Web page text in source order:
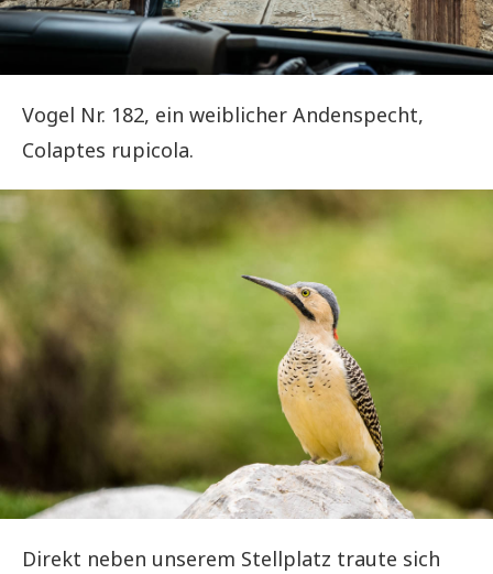
Vogel Nr. 182, ein weiblicher Andenspecht,
Colaptes rupicola.
Direkt neben unserem Stellplatz traute sich